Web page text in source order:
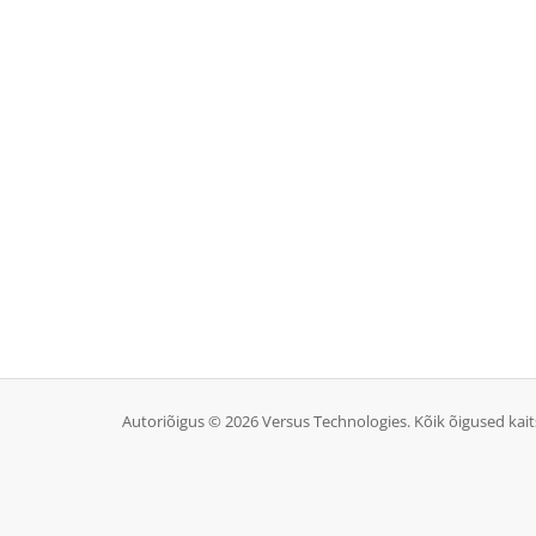
Autoriõigus © 2026 Versus Technologies. Kõik õigused